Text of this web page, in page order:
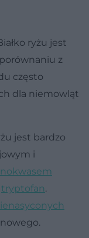
ryżu jest
z
często
dla niemowląt
jest bardzo
i
tryptofan.